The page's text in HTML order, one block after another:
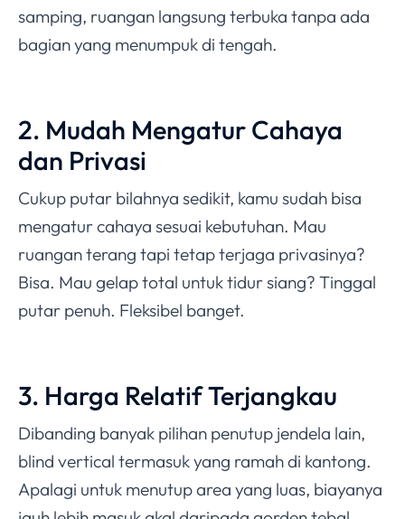
samping, ruangan langsung terbuka tanpa ada
bagian yang menumpuk di tengah.
2. Mudah Mengatur Cahaya
dan Privasi
Cukup putar bilahnya sedikit, kamu sudah bisa
mengatur cahaya sesuai kebutuhan. Mau
ruangan terang tapi tetap terjaga privasinya?
Bisa. Mau gelap total untuk tidur siang? Tinggal
putar penuh. Fleksibel banget.
3. Harga Relatif Terjangkau
Dibanding banyak pilihan penutup jendela lain,
blind vertical termasuk yang ramah di kantong.
Apalagi untuk menutup area yang luas, biayanya